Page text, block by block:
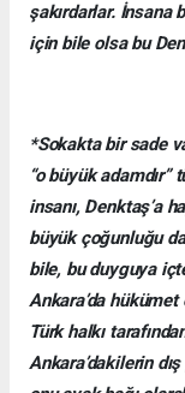
şakırdarlar. İnsana
için bile olsa bu
*Sokakta bir sade
“o büyük
insanı, Denktaş’a
büyük çoğunluğu
bile, bu duyguya
Ankara’da hükümet
Türk halkı
Ankara’dakilerin